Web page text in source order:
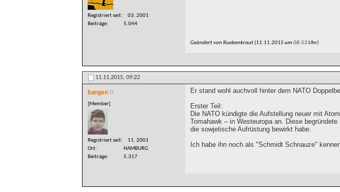
Registriert seit
03. 2001
Beiträge
5.044
Geändert von Ruebenkraut (11.11.2015 um08:53Uhr)
11.11.2015, 09:22
bangen
[Member]
Registriert seit
11. 2001
Ort
HAMBURG
Beiträge
5.317
Er stand wohl auchvoll hinter dem NATO
Erster Teil:
Die NATO kündigte die Aufstellung neuer mit
Tomahawk – in Westeuropa an. Diese
die sowjetische Aufrüstung bewirkt habe.
Ich habe ihn noch als "Schmidt Schnauze"